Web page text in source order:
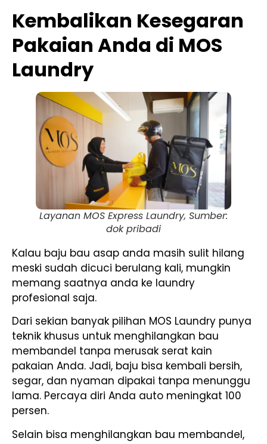
Kembalikan Kesegaran
Pakaian Anda di MOS
Laundry
Layanan MOS Express Laundry, Sumber:
dok pribadi
Kalau baju bau asap anda masih sulit hilang
meski sudah dicuci berulang kali, mungkin
memang saatnya anda ke laundry
profesional saja.
Dari sekian banyak pilihan MOS Laundry punya
teknik khusus untuk menghilangkan bau
membandel tanpa merusak serat kain
pakaian Anda. Jadi, baju bisa kembali bersih,
segar, dan nyaman dipakai tanpa menunggu
lama. Percaya diri Anda auto meningkat 100
persen.
Selain bisa menghilangkan bau membandel,